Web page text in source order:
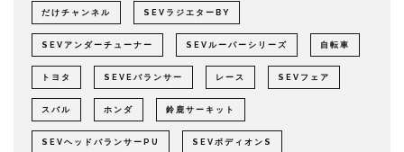
だけチャンネル SEVラジエターBY
SEVアンダーチューナー SEVルーパーシリーズ 自転車
トヨタ SEVEバランサー レース SEVフェア
スバル ホンダ 鈴鹿サーキット
SEVヘッドバランサーPU SEVボディオンS